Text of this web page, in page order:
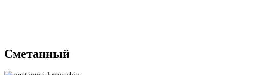
Сметанный